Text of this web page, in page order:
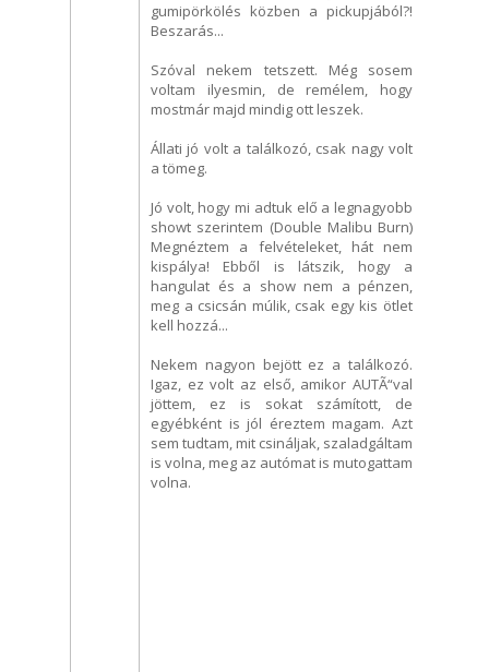
gumipörkölés közben a pickupjából?!
Beszarás...
Szóval nekem tetszett. Még sosem
voltam ilyesmin, de remélem, hogy
mostmár majd mindig ott leszek.
Állati jó volt a találkozó, csak nagy volt
a tömeg.
Jó volt, hogy mi adtuk elő a legnagyobb
showt szerintem (Double Malibu Burn)
Megnéztem a felvételeket, hát nem
kispálya! Ebből is látszik, hogy a
hangulat és a show nem a pénzen,
meg a csicsán múlik, csak egy kis ötlet
kell hozzá...
Nekem nagyon bejött ez a találkozó.
Igaz, ez volt az első, amikor AUTÃ“val
jöttem, ez is sokat számított, de
egyébként is jól éreztem magam. Azt
sem tudtam, mit csináljak, szaladgáltam
is volna, meg az autómat is mutogattam
volna.